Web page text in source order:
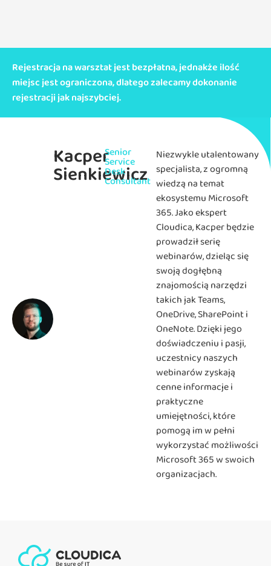
Rejestracja na warsztat jest bezpłatna, jednakże ilość
miejsc jest ograniczona, dlatego zalecamy dokonanie
rejestracji jak najszybciej.
Kacper
Sienkiewicz
Senior
Service
Desk
Consultant
Niezwykle utalentowany
specjalista, z ogromną
wiedzą na temat
ekosystemu Microsoft
365. Jako ekspert
Cloudica, Kacper będzie
prowadził serię
webinarów, dzieląc się
swoją dogłębną
znajomością narzędzi
takich jak Teams,
OneDrive, SharePoint i
OneNote. Dzięki jego
doświadczeniu i pasji,
uczestnicy naszych
webinarów zyskają
cenne informacje i
praktyczne
umiejętności, które
pomogą im w pełni
wykorzystać możliwości
Microsoft 365 w swoich
organizacjach.